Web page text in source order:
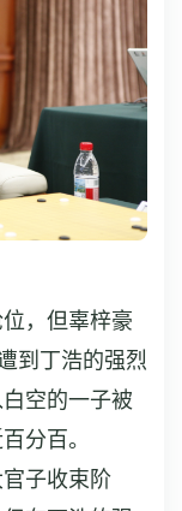
，但辜梓豪
到丁浩的强烈
空的一子被
分百。
子收束阶